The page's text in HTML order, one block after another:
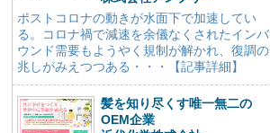
ポストコロナの動きが水面下で加速してい
る。コロナ禍で減速を余儀なくされたインバ
ウンド需要もようやく規制が解かれ、復調の
兆しがみえつつある・・・【記事詳細】
髪を知り尽くす唯一無二の
OEM企業